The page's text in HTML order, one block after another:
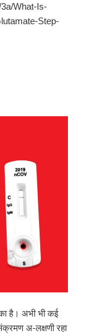
What-Is-
Step-
है। अभी भी कई
अ-लक्षणी रहा